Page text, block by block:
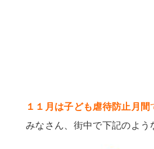
１１月は子ども虐待防止月間
みなさん、街中で下記のよう